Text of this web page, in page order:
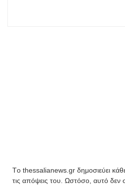
Tο thessalianews.gr δημοσιεύει
τις απόψεις του. Ωστόσο, αυτό δεν